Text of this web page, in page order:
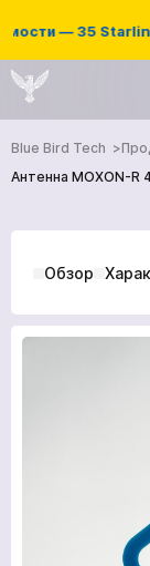
— 35 Starlink
Blue Bird Tech
Антенна MOXON-R
Обзор